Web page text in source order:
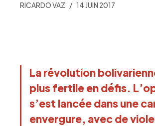
RICARDO VAZ 14 JUIN 2017
La révolution
plus fertile en défis.
s’est lancée dans une
envergure, avec de